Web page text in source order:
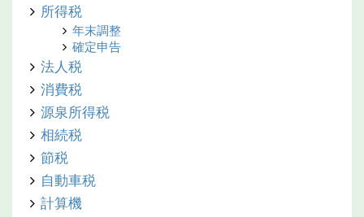
所得税
年末調整
確定申告
法人税
消費税
源泉所得税
相続税
節税
自動車税
計算機